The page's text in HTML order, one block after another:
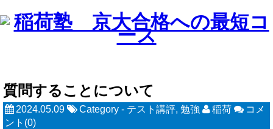
質問することについて
2024.05.09 Category - テスト講評, 勉強 稲荷
コメ
ント(0)